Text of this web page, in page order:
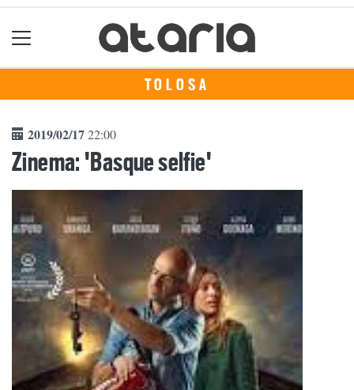
TOLOSA
2019/02/1722:00
Zinema: 'Basque selfie'